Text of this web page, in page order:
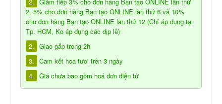
2, 5% cho đơn hàng Bạn tạo ONLINE lần thứ 6 và 10%
cho đơn hàng Bạn tạo ONLINE lần thứ 12 (Chỉ áp dụng tại
Tp. HCM, Ko áp dụng các dịp lễ)
2. Giao gấp trong 2h
3. Cam kết hoa tươi trên 3 ngày
4. Giá chưa bao gồm hoá đơn điện tử